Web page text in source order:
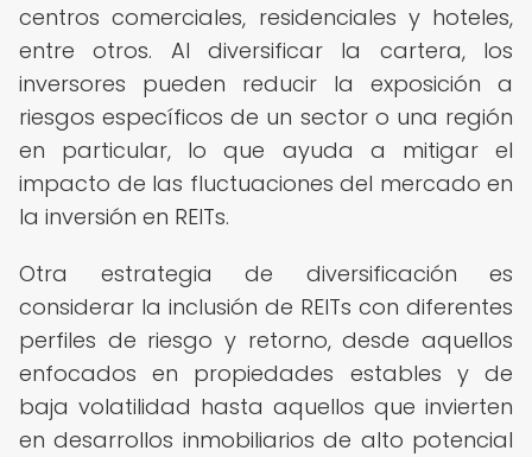
centros comerciales, residenciales y hoteles,
entre otros. Al diversificar la cartera, los
inversores pueden reducir la exposición a
riesgos específicos de un sector o una región
en particular, lo que ayuda a mitigar el
impacto de las fluctuaciones del mercado en
la inversión en REITs.
Otra estrategia de diversificación es
considerar la inclusión de REITs con diferentes
perfiles de riesgo y retorno, desde aquellos
enfocados en propiedades estables y de
baja volatilidad hasta aquellos que invierten
en desarrollos inmobiliarios de alto potencial